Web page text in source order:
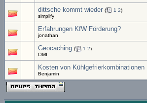
dittsche kommt wieder ( 1 2)
simplify
Erfahrungen KfW Förderung?
jonathan
Geocaching ( 1 2)
OMI
Kosten von Kühlgefrierkombinationen
Benjamin